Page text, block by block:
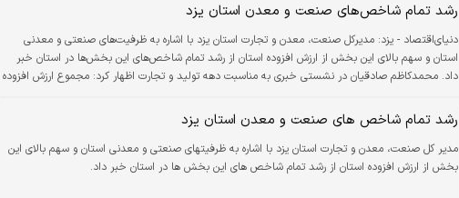
رشد تمام شاخص‌های صنعت و معدن استان یزد
دنیای‌اقتصاد - یزد: مدیرکل صنعت، معدن و تجارت استان یزد با اشاره به ظرفیت‌‌‌های صنعتی و معدنی
استان و سهم بالای این بخش از ارزش افزوده استان از رشد تمام شاخص‌‌‌های این بخش‌‌‌ها در استان خبر
داد. محمدکاظم صادقیان در نشستی خبری به مناسبت دهه تولید و تجارت اظهار کرد: مجموع ارزش افزوده
بیانگر صنعتی و معدنی بودن استان یزد است. وی با اشاره به روند رو به رشد این سهم و توسعه بازارهای
صادراتی به عنوان استراتژی‌‌‌های استان در حوزه…
رشد تمام شاخص های صنعت و معدن استان یزد
مدیر کل صنعت، معدن و تجارت استان یزد با اشاره به ظرفیتهای صنعتی و معدنی استان و سهم بالای این
بخش از ارزش افزوده استان از رشد تمام شاخص های این بخش ها در استان خبر داد.